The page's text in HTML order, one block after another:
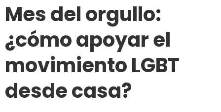
Mes del orgullo:
¿cómo apoyar el
movimiento LGBT
desde casa?